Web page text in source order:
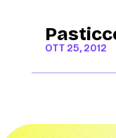
OTT 25, 2012